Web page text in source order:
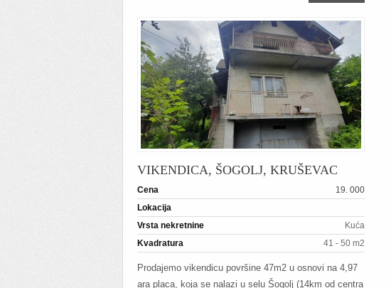
VIKENDICA, ŠOGOLJ, KRUŠEVAC
Cena
19. 000
Lokacija
Vrsta nekretnine
Kuća
Kvadratura
41 - 50 m2
Prodajemo vikendicu površine 47m2 u osnovi na 4,97
ara placa, koja se nalazi u selu Šogolj (14km od centra